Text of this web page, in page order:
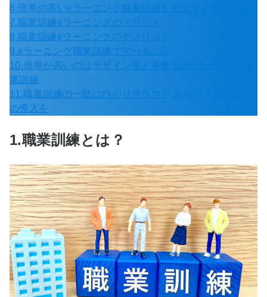
6.倍率の高いeラーニング職業訓練をチェックする方法
7.職業訓練eラーニングのメリット
8.職業訓練eラーニングのデメリット
9.eラーニング職業訓練で学べること
10.倍率が高いのはデザイン系と事務系のeラーニング職
業訓練
11.職業訓練の一助にひかりクラウド スマートスタディ
の導入を
1.職業訓練とは？